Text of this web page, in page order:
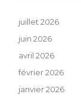
juillet 2026
juin 2026
avril 2026
février 2026
janvier 2026